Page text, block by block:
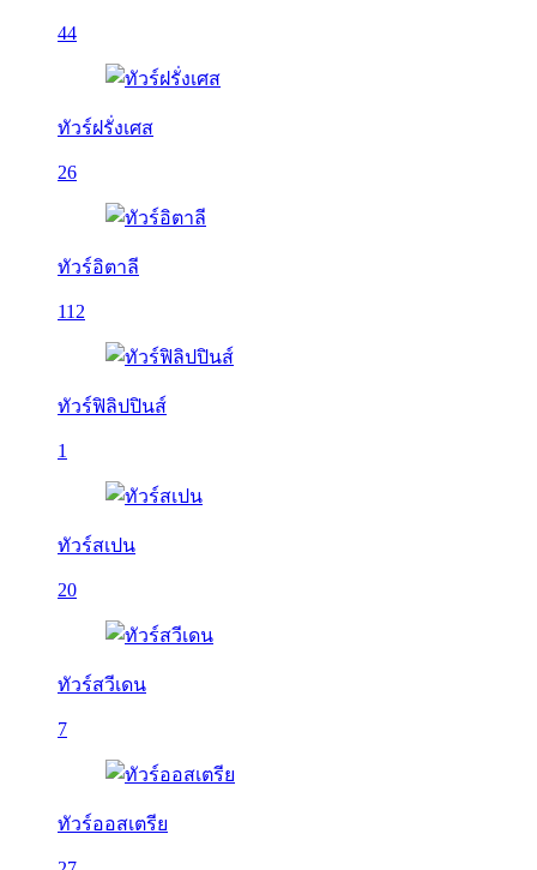
44
ทัวร์ฝรั่งเศส
26
ทัวร์อิตาลี
112
ทัวร์ฟิลิปปินส์
1
ทัวร์สเปน
20
ทัวร์สวีเดน
7
ทัวร์ออสเตรีย